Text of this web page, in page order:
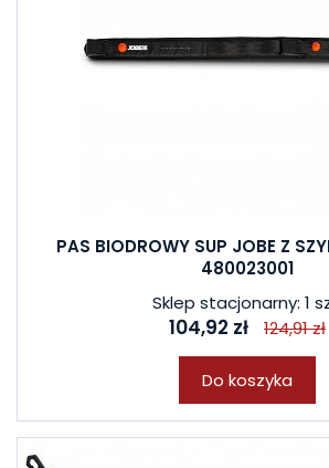
PAS BIODROWY SUP JOBE Z
480023001
Sklep stacjonarny: 1
104,92 zł 124,91 zł
Do koszyka